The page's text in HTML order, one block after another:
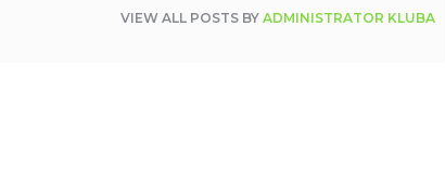
VIEW ALL POSTS BYADMINISTRATOR KLUBA